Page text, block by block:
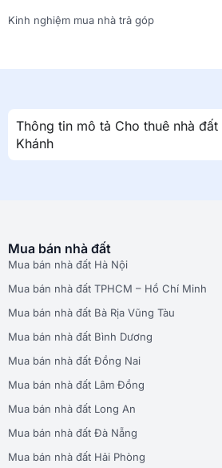
Kinh nghiệm mua nhà trả góp
Thông tin mô tả Cho thuê nhà
Khánh
Mua bán nhà đất
Mua bán nhà đất Hà Nội
Mua bán nhà đất TPHCM – Hồ Chí Minh
Mua bán nhà đất Bà Rịa Vũng Tàu
Mua bán nhà đất Bình Dương
Mua bán nhà đất Đồng Nai
Mua bán nhà đất Lâm Đồng
Mua bán nhà đất Long An
Mua bán nhà đất Đà Nẵng
Mua bán nhà đất Hải Phòng